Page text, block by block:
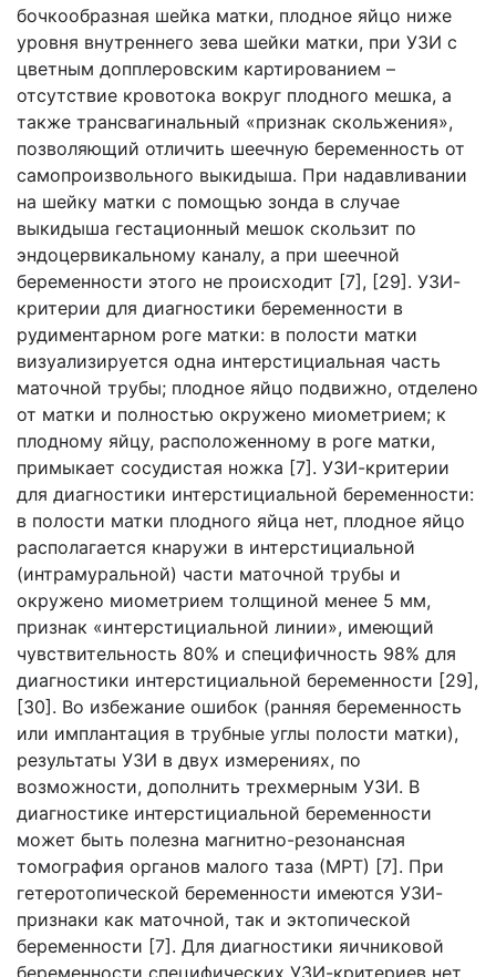
бочкообразная шейка матки, плодное яйцо ниже
уровня внутреннего зева шейки матки, при УЗИ с
цветным допплеровским картированием –
отсутствие кровотока вокруг плодного мешка, а
также трансвагинальный «признак скольжения»,
позволяющий отличить шеечную беременность от
самопроизвольного выкидыша. При надавливании
на шейку матки с помощью зонда в случае
выкидыша гестационный мешок скользит по
эндоцервикальному каналу, а при шеечной
беременности этого не происходит [7], [29]. УЗИ-
критерии для диагностики беременности в
рудиментарном роге матки: в полости матки
визуализируется одна интерстициальная часть
маточной трубы; плодное яйцо подвижно, отделено
от матки и полностью окружено миометрием; к
плодному яйцу, расположенному в роге матки,
примыкает сосудистая ножка [7]. УЗИ-критерии
для диагностики интерстициальной беременности:
в полости матки плодного яйца нет, плодное яйцо
располагается кнаружи в интерстициальной
(интрамуральной) части маточной трубы и
окружено миометрием толщиной менее 5 мм,
признак «интерстициальной линии», имеющий
чувствительность 80% и специфичность 98% для
диагностики интерстициальной беременности [29],
[30]. Во избежание ошибок (ранняя беременность
или имплантация в трубные углы полости матки),
результаты УЗИ в двух измерениях, по
возможности, дополнить трехмерным УЗИ. В
диагностике интерстициальной беременности
может быть полезна магнитно-резонансная
томография органов малого таза (МРТ) [7]. При
гетеротопической беременности имеются УЗИ-
признаки как маточной, так и эктопической
беременности [7]. Для диагностики яичниковой
беременности специфических УЗИ-критериев нет